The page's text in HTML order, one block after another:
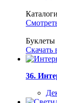
Каталоги
Буклеты
Скачать
36.